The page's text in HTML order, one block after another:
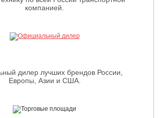
компанией.
дилер лучших брендов России,
Европы, Азии и США.